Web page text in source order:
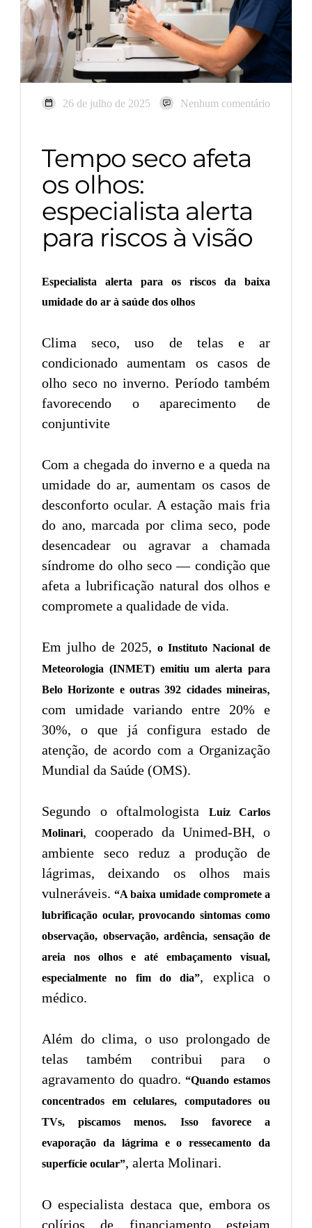
26 de julho de 2025 Nenhum comentário
Tempo seco afeta
os olhos:
especialista alerta
para riscos à visão
Especialista alerta para os riscos da baixa
umidade do ar à saúde dos olhos
Clima seco, uso de telas e ar
condicionado aumentam os casos de
olho seco no inverno. Período também
favorecendo o aparecimento de
conjuntivite
Com a chegada do inverno e a queda na
umidade do ar, aumentam os casos de
desconforto ocular. A estação mais fria
do ano, marcada por clima seco, pode
desencadear ou agravar a chamada
síndrome do olho seco — condição que
afeta a lubrificação natural dos olhos e
compromete a qualidade de vida.
Em julho de 2025, o Instituto Nacional de
Meteorologia (INMET) emitiu um alerta para
Belo Horizonte e outras 392 cidades mineiras,
com umidade variando entre 20% e
30%, o que já configura estado de
atenção, de acordo com a Organização
Mundial da Saúde (OMS).
Segundo o oftalmologista
Luiz Carlos
Molinari, cooperado da Unimed-BH, o
ambiente seco reduz a produção de
lágrimas, deixando os olhos mais
vulneráveis.“A baixa umidade compromete a
lubrificação ocular, provocando sintomas como
observação, observação, ardência, sensação de
areia nos olhos e até embaçamento visual,
especialmente no fim do dia”, explica o
médico.
Além do clima, o uso prolongado de
telas também contribui para o
agravamento do quadro.“Quando estamos
concentrados em celulares, computadores ou
TVs, piscamos menos. Isso favorece a
evaporação da lágrima e o ressecamento da
superfície ocular”, alerta Molinari.
O especialista destaca que, embora os
colírios de financiamento estejam